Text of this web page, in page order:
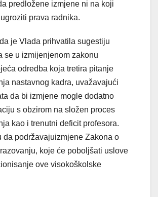
predložene izmjene ni na koji
prava radnika.
je Vlada prihvatila sugestiju
se u izmijenjenom zakonu
odredba koja tretira pitanje
nastavnog kadra, uvažavajući
da bi izmjene mogle dodatno
s obzirom na složen proces
kao i trenutni deficit profesora.
da podržavajuizmjene Zakona o
koje će poboljšati uslove
ove visokoškolske